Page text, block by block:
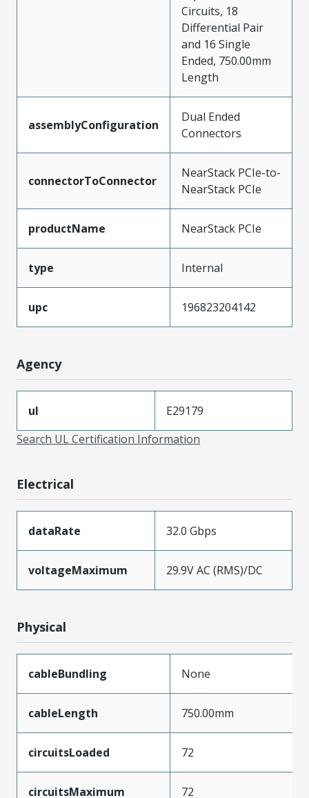
Circuits, 18
Differential Pair
and 16 Single
Ended, 750.00mm
Length
assemblyConfiguration
Dual Ended
Connectors
connectorToConnector
NearStack PCIe-to-
NearStack PCIe
productName NearStack PCIe
type Internal
upc 196823204142
Agency
ul
E29179
Search UL Certification Information
Electrical
dataRate 32.0 Gbps
voltageMaximum 29.9V AC (RMS)/DC
Physical
cableBundling None
cableLength 750.00mm
circuitsLoaded 72
circuitsMaximum 72